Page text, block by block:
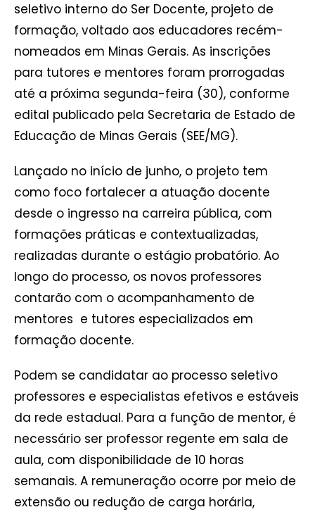
seletivo interno do Ser Docente, projeto de
formação, voltado aos educadores recém-
nomeados em Minas Gerais. As inscrições
para tutores e mentores foram prorrogadas
até a próxima segunda-feira (30), conforme
edital publicado pela Secretaria de Estado de
Educação de Minas Gerais (SEE/MG).
Lançado no início de junho, o projeto tem
como foco fortalecer a atuação docente
desde o ingresso na carreira pública, com
formações práticas e contextualizadas,
realizadas durante o estágio probatório. Ao
longo do processo, os novos professores
contarão com o acompanhamento de
mentores e tutores especializados em
formação docente.
Podem se candidatar ao processo seletivo
professores e especialistas efetivos e estáveis
da rede estadual. Para a função de mentor, é
necessário ser professor regente em sala de
aula, com disponibilidade de 10 horas
semanais. A remuneração ocorre por meio de
extensão ou redução de carga horária,